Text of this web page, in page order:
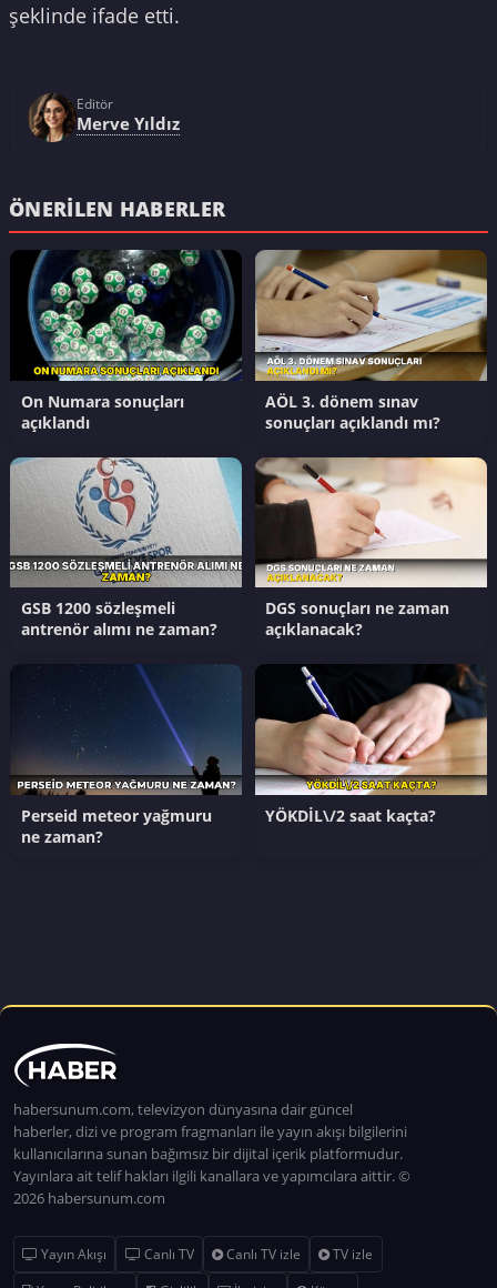
şeklinde ifade etti.
Editör
Merve Yıldız
ÖNERILEN HABERLER
On Numara sonuçları
açıklandı
AÖL 3. dönem sınav
sonuçları açıklandı mı?
GSB 1200 sözleşmeli
antrenör alımı ne zaman?
DGS sonuçları ne zaman
açıklanacak?
Perseid meteor yağmuru
ne zaman?
YÖKDİL\/2 saat kaçta?
habersunum.com, televizyon dünyasına dair güncel
haberler, dizi ve program fragmanları ile yayın akışı bilgilerini
kullanıcılarına sunan bağımsız bir dijital içerik platformudur.
Yayınlara ait telif hakları ilgili kanallara ve yapımcılara aittir. ©
2026 habersunum.com
Yayın Akışı Canlı TV Canlı TV izle
TV izle